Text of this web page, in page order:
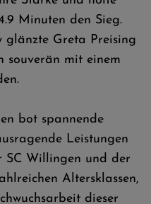
Minuten den Sieg.
glänzte Greta Preising
souverän mit einem
bot spannende
Leistungen
SC Willingen und der
Altersklassen,
dieser